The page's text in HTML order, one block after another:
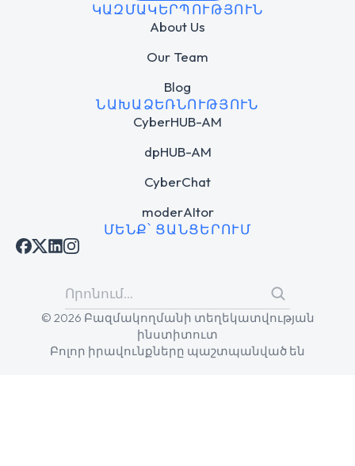
ԿԱԶՄԱԿԵՐՊՈՒԹՅՈՒՆ
About Us
Our Team
Blog
ՆԱԽԱՁԵՌՆՈՒԹՅՈՒՆ
CyberHUB-AM
dpHUB-AM
CyberChat
moderAItor
ՄԵՆՔ՝ ՑԱՆՑԵՐՈՒՄ
© 2026 Բազմակողմանի տեղեկատվության
ինստիտուտ
Բոլոր իրավունքները պաշտպանված են